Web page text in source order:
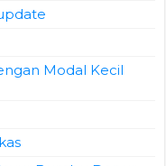
Modal Kecil